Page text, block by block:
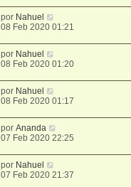
por Nahuel
08 Feb 2020 01:21
por Nahuel
08 Feb 2020 01:20
por Nahuel
08 Feb 2020 01:17
porAnanda
07 Feb 2020 22:25
por Nahuel
07 Feb 2020 21:37